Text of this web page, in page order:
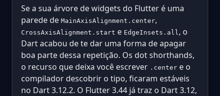
Se a sua árvore de widgets do Flutter é uma
parede de MainAxisAlignment.center,
CrossAxisAlignment.start e EdgeInsets.all, o
Dart acabou de te dar uma forma de apagar
boa parte dessa repetição. Os dot shorthands,
o recurso que deixa você escrever .center e o
compilador descobrir o tipo, ficaram estáveis
no Dart 3.12.2. O Flutter 3.44 já traz o Dart 3.12,